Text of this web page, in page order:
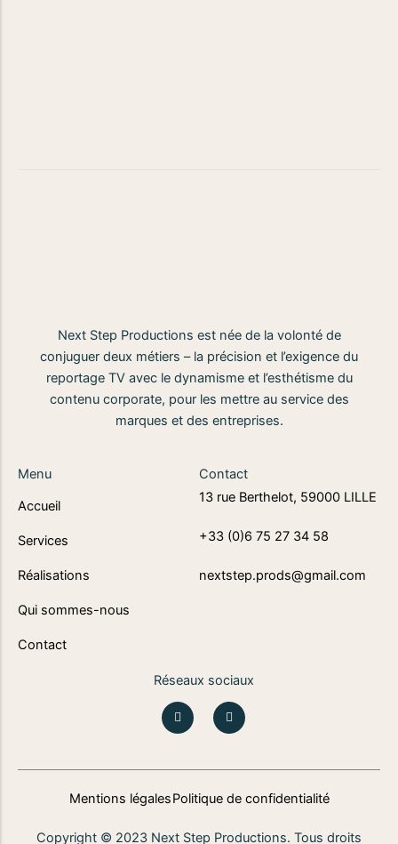
Next Step Productions est née de la volonté de
conjuguer deux métiers – la précision et l’exigence du
reportage TV avec le dynamisme et l’esthétisme du
contenu corporate, pour les mettre au service des
marques et des entreprises.
Menu
Accueil
Services
Réalisations
Qui sommes-nous
Contact
Contact
13 rue Berthelot, 59000 LILLE
+33 (0)6 75 27 34 58
nextstep.prods@gmail.com
Réseaux sociaux
I
n
s
g
a
m
L
i
n
d
n
Copyright © 2023 Next Step Productions. Tous droits
Mentions légalesPolitique de confidentialité